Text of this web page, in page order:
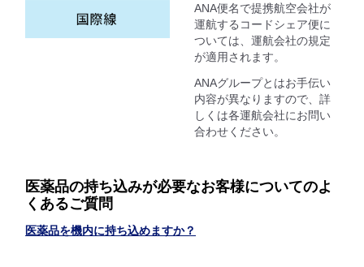
ANA便名で提携航空会社が
運航するコードシェア便に
ついては、運航会社の規定
が適用されます。
ANAグループとはお手伝い
内容が異なりますので、詳
しくは各運航会社にお問い
合わせください。
医薬品の持ち込みが必要なお客様についてのよ
くあるご質問
医薬品を機内に持ち込めますか？